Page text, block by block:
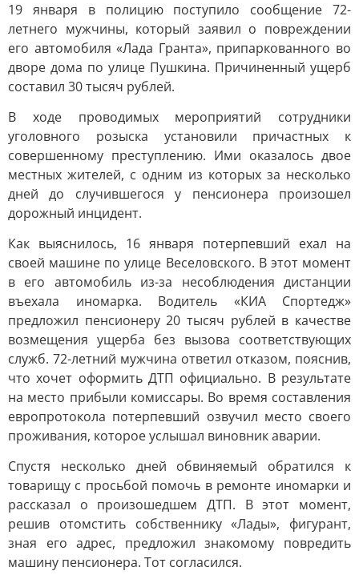
19 января в полицию поступило сообщение 72-
летнего мужчины, который заявил о повреждении
его автомобиля «Лада Гранта», припаркованного во
дворе дома по улице Пушкина. Причиненный ущерб
составил 30 тысяч рублей.
В ходе проводимых мероприятий сотрудники
уголовного розыска установили причастных к
совершенному преступлению. Ими оказалось двое
местных жителей, с одним из которых за несколько
дней до случившегося у пенсионера произошел
дорожный инцидент.
Как выяснилось, 16 января потерпевший ехал на
своей машине по улице Веселовского. В этот момент
в его автомобиль из-за несоблюдения дистанции
въехала иномарка. Водитель «КИА Спортедж»
предложил пенсионеру 20 тысяч рублей в качестве
возмещения ущерба без вызова соответствующих
служб. 72-летний мужчина ответил отказом, пояснив,
что хочет оформить ДТП официально. В результате
на место прибыли комиссары. Во время составления
европротокола потерпевший озвучил место своего
проживания, которое услышал виновник аварии.
Спустя несколько дней обвиняемый обратился к
товарищу с просьбой помочь в ремонте иномарки и
рассказал о произошедшем ДТП. В этот момент,
решив отомстить собственнику «Лады», фигурант,
зная его адрес, предложил знакомому повредить
машину пенсионера. Тот согласился.